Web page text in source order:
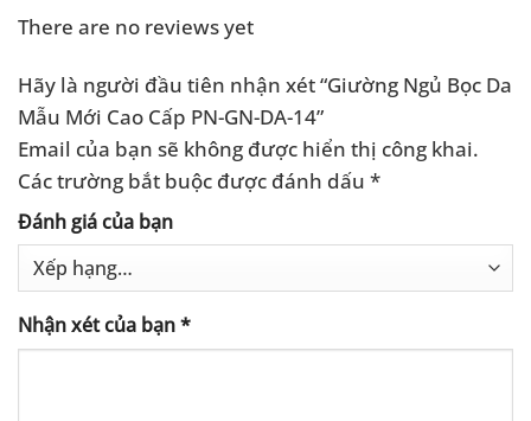
There are no reviews yet
Hãy là người đầu tiên nhận xét “Giường Ngủ Bọc Da
Mẫu Mới Cao Cấp PN-GN-DA-14”
Email của bạn sẽ không được hiển thị công khai.
Các trường bắt buộc được đánh dấu *
Đánh giá của bạn
Nhận xét của bạn*